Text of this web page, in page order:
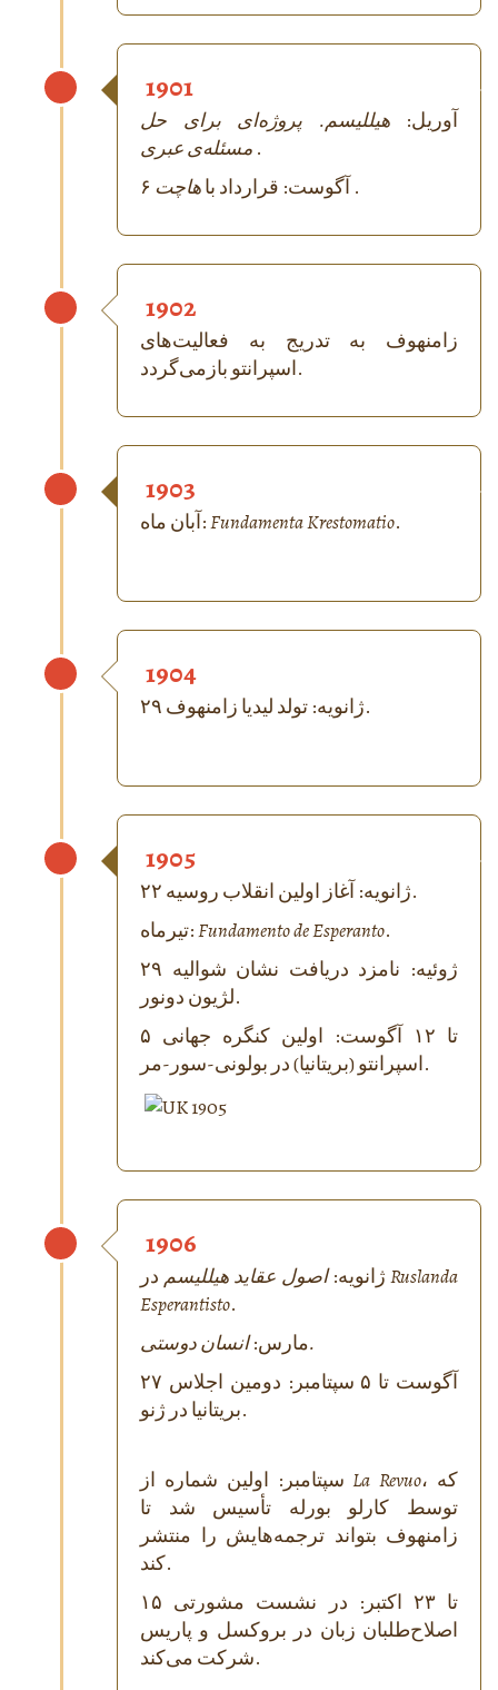
1901
آوریل:هیللیسم. پروژه‌ای برای حل
.
۶ آگوست: قرارداد با .
1902
زامنهوف به تدریج به فعالیت‌های
اسپرانتو بازمی‌گردد.
1903
آبان ماه:Fundamenta Krestomatio.
1904
۲۹ ژانویه: تولد لیدیا زامنهوف.
1905
۲۲ ژانویه: آغاز اولین انقلاب روسیه.
تیرماه:Fundamento de Esperanto.
۲۹ ژوئیه: نامزد دریافت نشان شوالیه
لژیون دونور.
۵ تا ۱۲ آگوست: اولین کنگره جهانی
اسپرانتو (بریتانیا) در بولونی-سور-مر.
1906
ژانویه:اصول عقاید هیللیسم درRuslanda
Esperantisto.
مارس:انسان دوستی.
۲۷ آگوست تا ۵ سپتامبر: دومین اجلاس
بریتانیا در ژنو.
سپتامبر: اولین شماره ازLa Revuo، که
توسط کارلو بورله تأسیس شد تا
زامنهوف بتواند ترجمه‌هایش را منتشر
کند.
۱۵ تا ۲۳ اکتبر: در نشست مشورتی
اصلاح‌طلبان زبان در بروکسل و پاریس
شرکت می‌کند.